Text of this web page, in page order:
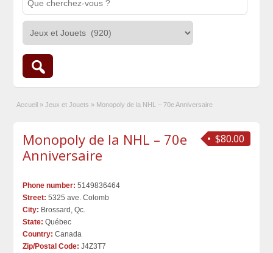
Accueil » Jeux et Jouets » Monopoly de la NHL – 70e Anniversaire
$80.00
Monopoly de la NHL – 70e
Anniversaire
Phone number: 5149836464
Street: 5325 ave. Colomb
City: Brossard, Qc.
State: Québec
Country: Canada
Zip/Postal Code: J4Z3T7